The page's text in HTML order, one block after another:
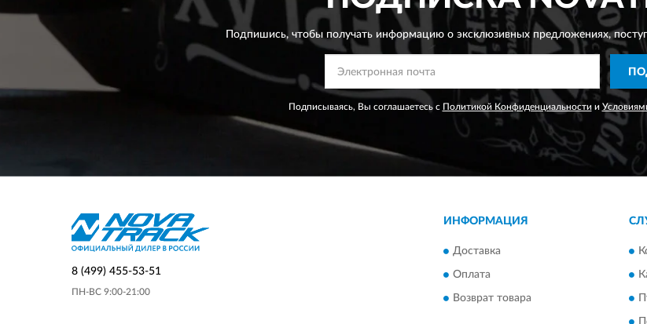
Подпишись, чтобы получать информацию о эксклюзивных предложениях,
Подписываясь, Вы соглашаетесь с Политикой Конфиденциальности и
8 (499) 455-53-51
ПН-ВС 9:00-21:00
ИНФОРМАЦИЯ
Доставка
Оплата
Возврат товара